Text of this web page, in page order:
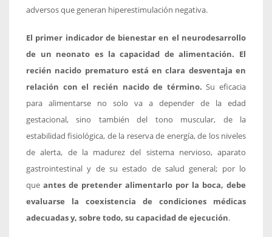
adversos que generan hiperestimulación negativa.
El primer indicador de bienestar en el neurodesarrollo
de un neonato es la capacidad de alimentación. El
recién nacido prematuro está en clara desventaja en
relación con el recién nacido de término. Su eficacia
para alimentarse no solo va a depender de la edad
gestacional, sino también del tono muscular, de la
estabilidad fisiológica, de la reserva de energía, de los niveles
de alerta, de la madurez del sistema nervioso, aparato
gastrointestinal y de su estado de salud general; por lo
que antes de pretender alimentarlo por la boca, debe
evaluarse la coexistencia de condiciones médicas
adecuadas y, sobre todo, su capacidad de ejecución.